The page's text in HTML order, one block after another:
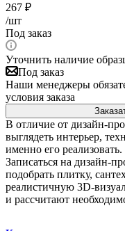
267 ₽
/шт
Под заказ
Уточнить наличие
Под заказ
Наши менеджеры
условия заказа
В отличие от дизайн-
выглядеть интерьер,
именно его реализовать.
Записаться на дизайн-
подобрать плитку,
реалистичную 3D-
и рассчитают